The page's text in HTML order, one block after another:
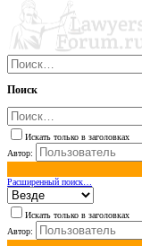
Поиск
Искать только в заголовках
Автор:
Расширенный поиск…
Искать только в заголовках
Автор: